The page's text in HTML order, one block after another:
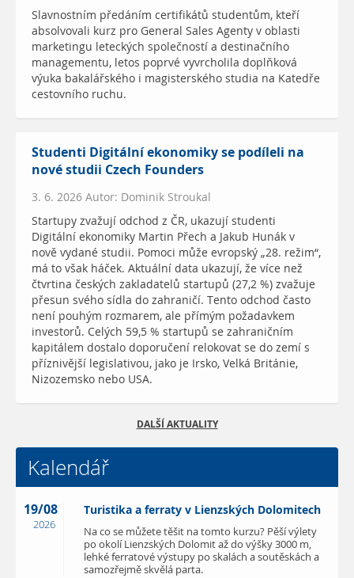
Slavnostním předáním certifikátů studentům, kteří
absolvovali kurz pro General Sales Agenty v oblasti
marketingu leteckých společností a destinačního
managementu, letos poprvé vyvrcholila doplňková
výuka bakalářského i magisterského studia na Katedře
cestovního ruchu.
Studenti Digitální ekonomiky se podíleli na
nové studii Czech Founders
3. 6. 2026 Autor: Dominik Stroukal
Startupy zvažují odchod z ČR, ukazují studenti
Digitální ekonomiky Martin Přech a Jakub Hunák v
nově vydané studii. Pomoci může evropský „28. režim“,
má to však háček. Aktuální data ukazují, že více než
čtvrtina českých zakladatelů startupů (27,2 %) zvažuje
přesun svého sídla do zahraničí. Tento odchod často
není pouhým rozmarem, ale přímým požadavkem
investorů. Celých 59,5 % startupů se zahraničním
kapitálem dostalo doporučení relokovat se do zemí s
příznivější legislativou, jako je Irsko, Velká Británie,
Nizozemsko nebo USA.
DALŠÍ AKTUALITY
Kalendář
19/08
2026
Turistika a ferraty v Lienzských Dolomitech
Na co se můžete těšit na tomto kurzu? Pěší výlety
po okolí Lienzských Dolomit až do výšky 3000 m,
lehké ferratové výstupy po skalách a soutěskách a
samozřejmě skvělá parta.